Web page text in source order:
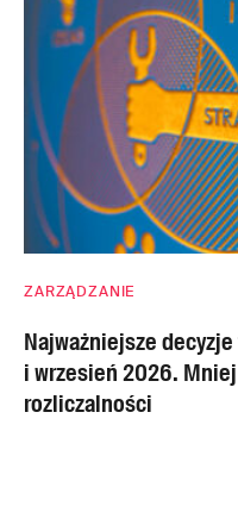
ZARZĄDZANIE
Najważniejsze
i wrzesień 2026.
rozliczalności